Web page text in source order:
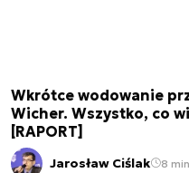
Wkrótce wodowanie
Wicher. Wszystko, co
[RAPORT]
Jarosław Ciślak 8 min.